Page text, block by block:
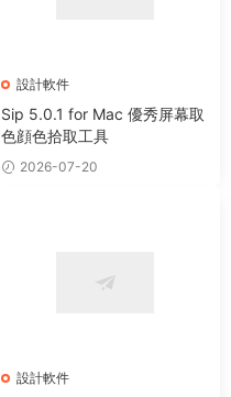
設計軟件
Sip 5.0.1 for Mac 優秀屏幕取
色顔色拾取工具
2026-07-20
設計軟件